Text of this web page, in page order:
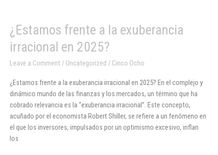
¿Estamos frente a la exuberancia
irracional en 2025?
Leave a Comment / Uncategorized / Cinco Ocho
¿Estamos frente a la exuberancia irracional en 2025? En el complejo y
dinámico mundo de las finanzas y los mercados, un término que ha
cobrado relevancia es la “exuberancia irracional”. Este concepto,
acuñado por el economista Robert Shiller, se refiere a un fenómeno en
el que los inversores, impulsados por un optimismo excesivo, inflan
los
¿Estamos
frente
la
irracional
en
2025?